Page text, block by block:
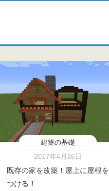
建築の基礎
2017年4月26日
既存の家を改築！屋上に屋根を
つける！